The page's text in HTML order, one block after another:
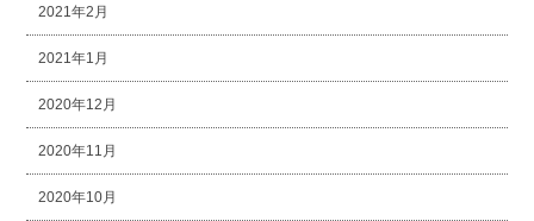
2021年2月
2021年1月
2020年12月
2020年11月
2020年10月